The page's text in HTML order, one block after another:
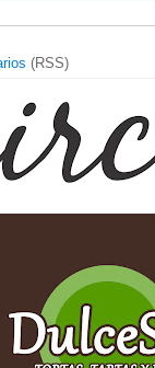
(RSS)